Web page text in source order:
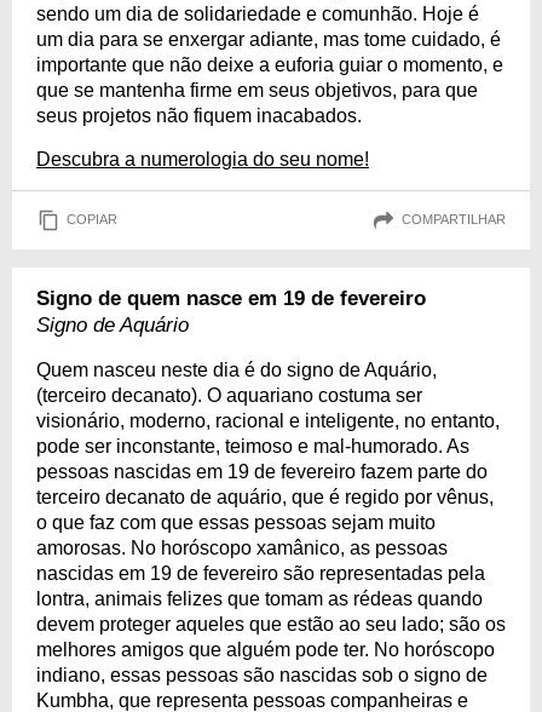
sendo um dia de solidariedade e comunhão. Hoje é
um dia para se enxergar adiante, mas tome cuidado, é
importante que não deixe a euforia guiar o momento, e
que se mantenha firme em seus objetivos, para que
seus projetos não fiquem inacabados.
Descubra a numerologia do seu nome!
COPIAR COMPARTILHAR
Signo de quem nasce em 19 de fevereiro
Signo de Aquário
Quem nasceu neste dia é do signo de Aquário,
(terceiro decanato). O aquariano costuma ser
visionário, moderno, racional e inteligente, no entanto,
pode ser inconstante, teimoso e mal-humorado. As
pessoas nascidas em 19 de fevereiro fazem parte do
terceiro decanato de aquário, que é regido por vênus,
o que faz com que essas pessoas sejam muito
amorosas. No horóscopo xamânico, as pessoas
nascidas em 19 de fevereiro são representadas pela
lontra, animais felizes que tomam as rédeas quando
devem proteger aqueles que estão ao seu lado; são os
melhores amigos que alguém pode ter. No horóscopo
indiano, essas pessoas são nascidas sob o signo de
Kumbha, que representa pessoas companheiras e